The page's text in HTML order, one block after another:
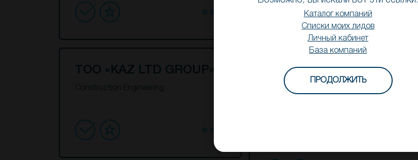
Construction Engineering
ТОО «KAZ LTD GROUP»
Construction Engineering
Каталог компаний
Списки моих лидов
Личный кабинет
База компаний
ПРОДОЛЖИТЬ